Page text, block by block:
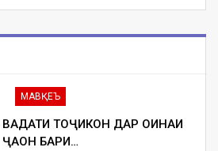
МАВҚЕЪ
ВАҲДАТИ ТОҶИКОН ДАР ОИНАИ
ҶАҲОН БАҲРИ…